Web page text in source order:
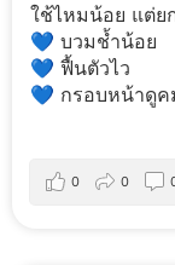
ใช้ไหมน้อย แต่ย
💙 บวมช้ำน้อย
💙 ฟื้นตัวไว
💙 กรอบหน้าดูค
0 0